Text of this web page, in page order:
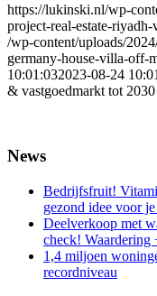
https://lukinski.nl/wp-
project-real-estate-
/wp-content/uploads/
germany-house-villa-off-
10:01:032023-08-24
& vastgoedmarkt tot
News
Bedrijfsfruit!
gezond idee voor
Deelverkoop met
check! Waardering
1,4 miljoen
recordniveau